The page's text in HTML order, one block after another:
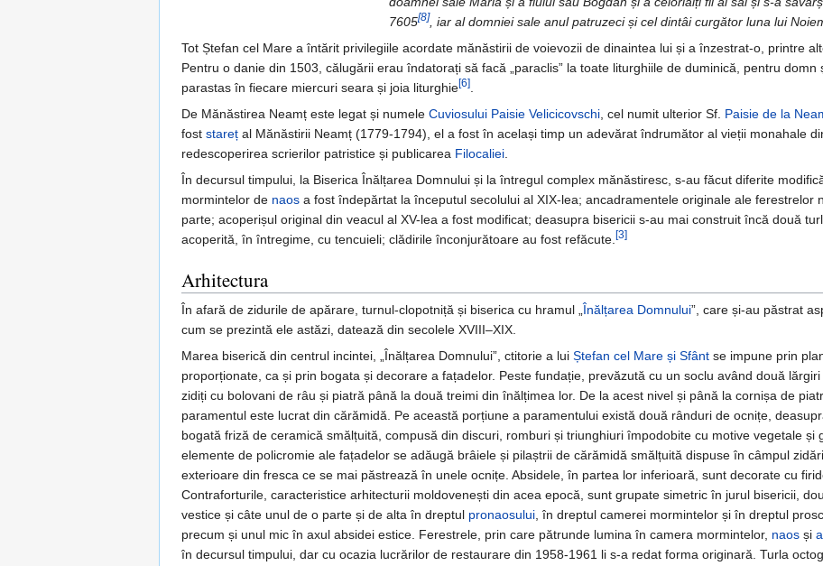
7605[8], iar al domniei sale anul patruzeci și cel dintâi curgător luna lui
Tot Ștefan cel Mare a întărit privilegiile acordate mănăstirii de voievozii de dinaintea lui și a înzestrat-o, printre
Pentru o danie din 1503, călugării erau îndatorați să facă „paraclis” la toate liturghiile de duminică, pentru
parastas în fiecare miercuri seara și joia liturghie[6].
De Mănăstirea Neamț este legat și numele Cuviosului Paisie Velicicovschi, cel numit ulterior Sf. Paisie de la
fost stareț al Mănăstirii Neamț (1779-1794), el a fost în același timp un adevărat îndrumător al vieții monahale
redescoperirea scrierilor patristice și publicarea Filocaliei.
În decursul timpului, la Biserica Înălțarea Domnului și la întregul complex mănăstiresc, s-au făcut diferite
mormintelor de naos a fost îndepărtat la începutul secolului al XIX-lea; ancadramentele originale ale ferestrelor
parte; acoperișul original din veacul al XV-lea a fost modificat; deasupra bisericii s-au mai construit încă două
acoperită, în întregime, cu tencuieli; clădirile înconjurătoare au fost refăcute.[3]
Arhitectura
În afară de zidurile de apărare, turnul-clopotniță și biserica cu hramul „Înălțarea Domnului”, care și-au păstrat
cum se prezintă ele astăzi, datează din secolele XVIII–XIX.
Marea biserică din centrul incintei, „Înălțarea Domnului”, ctitorie a lui Ștefan cel Mare și Sfânt se impune prin
proporționate, ca și prin bogata și decorare a fațadelor. Peste fundație, prevăzută cu un soclu având două
zidiți cu bolovani de râu și piatră până la două treimi din înălțimea lor. De la acest nivel și până la cornișa de
paramentul este lucrat din cărămidă. Pe această porțiune a paramentului există două rânduri de ocnițe,
bogată friză de ceramică smălțuită, compusă din discuri, romburi și triunghiuri împodobite cu motive vegetale și
elemente de policromie ale fațadelor se adăugă brâiele și pilaștrii de cărămidă smălțuită dispuse în câmpul
exterioare din fresca ce se mai păstrează în unele ocnițe. Absidele, în partea lor inferioară, sunt decorate cu
Contraforturile, caracteristice arhitecturii moldovenești din acea epocă, sunt grupate simetric în jurul bisericii,
vestice și câte unul de o parte și de alta în dreptul pronaosului, în dreptul camerei mormintelor și în dreptul
precum și unul mic în axul absidei estice. Ferestrele, prin care pătrunde lumina în camera mormintelor, naos și
în decursul timpului, dar cu ocazia lucrărilor de restaurare din 1958-1961 li s-a redat forma originară. Turla